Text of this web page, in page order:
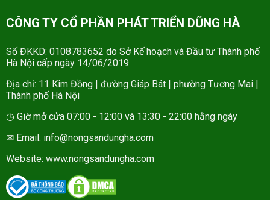
CÔNG TY CỔ PHẦN PHÁT TRIỂN DŨNG HÀ
Số ĐKKD: 0108783652 do Sở Kế hoạch và Đầu tư Thành phố
Hà Nội cấp ngày 14/06/2019
Địa chỉ: 11 Kim Đồng | đường Giáp Bát | phường Tương Mai |
Thành phố Hà Nội
◷ Giờ mở cửa 07:00 - 12:00 và 13:30 - 22:00 hằng ngày
✉ Email: info@nongsandungha.com
Website: www.nongsandungha.com